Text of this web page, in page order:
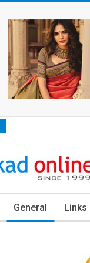
General Links